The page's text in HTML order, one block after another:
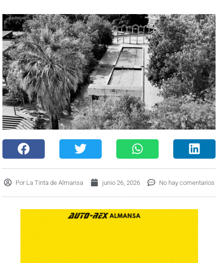
PorLa Tinta de Almansa junio 26, 2026 No hay comentarios